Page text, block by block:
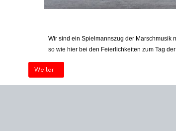
Wir sind ein Spielmannszug der Marschmusik
so wie hier bei den Feierlichkeiten zum Tag
Nächster Beitrag: Willkommen Startseite (2)
Weiter